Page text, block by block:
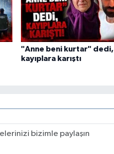
"Anne beni kurtar" dedi,
kayıplara karıştı